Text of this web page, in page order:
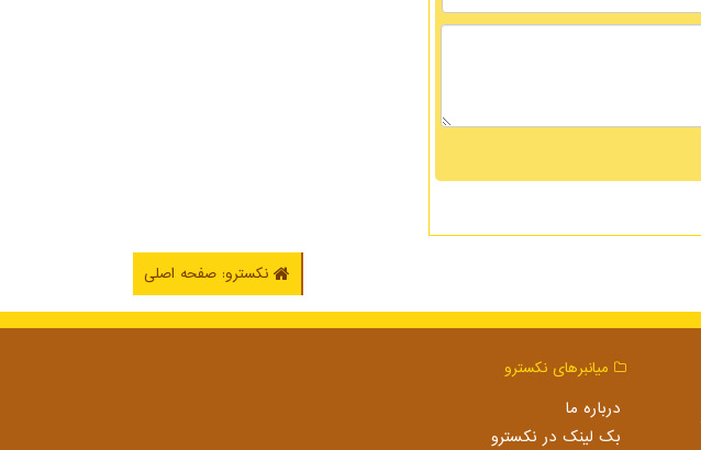
نکسترو: صفحه اصلی
میانبرهای نكسترو
درباره ما
بک لینک در نكسترو